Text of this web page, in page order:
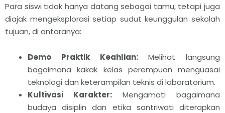
Para siswi tidak hanya datang sebagai tamu, tetapi juga
diajak mengeksplorasi setiap sudut keunggulan sekolah
tujuan, di antaranya:
Demo Praktik Keahlian:Melihat langsung
bagaimana kakak kelas perempuan menguasai
teknologi dan keterampilan teknis di laboratorium.
Kultivasi Karakter: Mengamati bagaimana
budaya disiplin dan etika santriwati diterapkan